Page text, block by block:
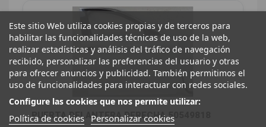
PUERTA DELANTERA DERECHA 50549818
Este sitio Web utiliza cookies propias y de terceros para
habilitar las funcionalidades técnicas de uso de la web,
realizar estadísticas y análisis del tráfico de navegación
recibido, personalizar las preferencias del usuario y otras
para ofrecer anuncios y publicidad. También permitimos el
uso de funcionalidades para interactuar con redes sociales.
Configure las cookies que nos permite utilizar:
Política de cookies Personalizar cookies